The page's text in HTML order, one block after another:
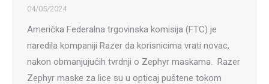
04/05/2024
Američka Federalna trgovinska komisija (FTC) je
naredila kompaniji Razer da korisnicima vrati novac,
nakon obmanjujućih tvrdnji o Zephyr maskama. Razer
Zephyr maske za lice su u opticaj puštene tokom